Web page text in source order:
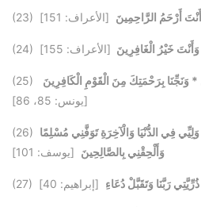
(23) أَرْحَمُ الرَّاحِمِينَ [الأعراف: 151]
(24) وَأَنْتَ خَيْرُ الْغَافِرِينَ [الأعراف: 155]
(25)
* وَنَجِّنَا بِرَحْمَتِكَ مِنَ الْقَوْمِ الْكَافِرِينَ
[يونس: 85، 86]
(26) فِي الدُّنْيَا وَالْآخِرَةِ تَوَفَّنِي مُسْلِمًا
وَأَلْحِقْنِي بِالصَّالِحِينَ [يوسف: 101]
(27) رَبَّنَا وَتَقَبَّلْ دُعَاءِ [إبراهيم: 40]